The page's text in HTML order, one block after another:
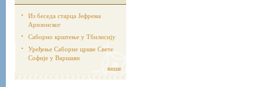
Из беседа старца Јефрема
Аризонског
Саборно крштење у Тбилисију
Уређење Саборне цркве Свете
Софије у Варшави
више